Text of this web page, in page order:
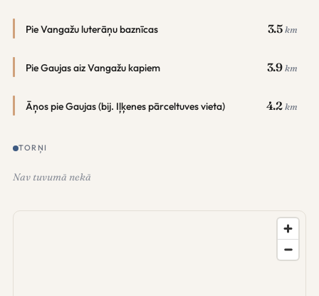
Pie Vangažu luterāņu baznīcas 3.5 km
Pie Gaujas aiz Vangažu kapiem 3.9 km
Āņos pie Gaujas (bij. Iļķenes pārceltuves vieta) 4.2 km
TORŅI
Nav tuvumā nekā